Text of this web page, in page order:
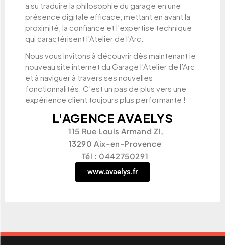
a su traduire la philosophie du garage en une
présence digitale efficace, mettant en avant la
proximité, la confiance et l’expertise technique
qui caractérisent l’Atelier de l’Arc.
Nous vous invitons à découvrir dès maintenant le
nouveau site internet du Garage l’Atelier de l’Arc
et à naviguer à travers ses nouvelles
fonctionnalités. C’est un pas de plus vers une
expérience client toujours plus performante !
L'AGENCE AVAELYS
115 Rue Louis Armand ZI,
13290 Aix-en-Provence
Tél : 0442750291
www.avaelys.fr